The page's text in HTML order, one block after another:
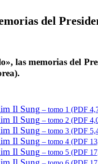
del
, las memorias del
Il Sung – tomo 1 (PDF
Il Sung – tomo 2 (PDF
Il Sung – tomo 3 (PDF
Il Sung – tomo 4 (PDF
Il Sung – tomo 5 (PDF